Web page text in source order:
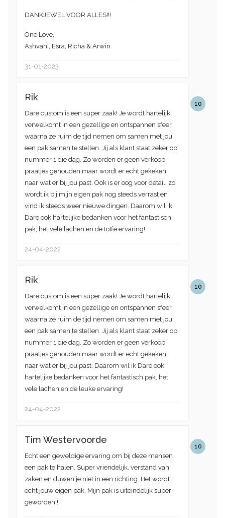
DANKJEWEL VOOR ALLES!!!
One Love,
Ashvani, Esra, Richa & Arwin
31-01-2023
10
Rik
Dare custom is een super zaak! Je wordt hartelijk
verwelkomt in een gezellige en ontspannen sfeer,
waarna ze ruim de tijd nemen om samen met jou
een pak samen te stellen. Jij als klant staat zeker op
nummer 1 die dag. Zo worden er geen verkoop
praatjes gehouden maar wordt er echt gekeken
naar wat er bij jou past. Ook is er oog voor detail, zo
wordt ik bij mijn eigen pak nog steeds verrast en
vind ik steeds weer nieuwe dingen. Daarom wil ik
Dare ook hartelijke bedanken voor het fantastisch
pak, het vele lachen en de toffe ervaring!
24-04-2022
10
Rik
Dare custom is een super zaak! Je wordt hartelijk
verwelkomt in een gezellige en ontspannen sfeer,
waarna ze ruim de tijd nemen om samen met jou
een pak samen te stellen. Jij als klant staat zeker op
nummer 1 die dag. Zo worden er geen verkoop
praatjes gehouden maar wordt er echt gekeken
naar wat er bij jou past. Daarom wil ik Dare ook
hartelijke bedanken voor het fantastisch pak, het
vele lachen en de leuke ervaring!
24-04-2022
10
Tim Westervoorde
Echt een geweldige ervaring om bij deze mensen
een pak te halen. Super vriendelijk, verstand van
zaken en duwen je niet in een richting. Het wordt
echt jouw eigen pak. Mijn pak is uiteindelijk super
geworden!!